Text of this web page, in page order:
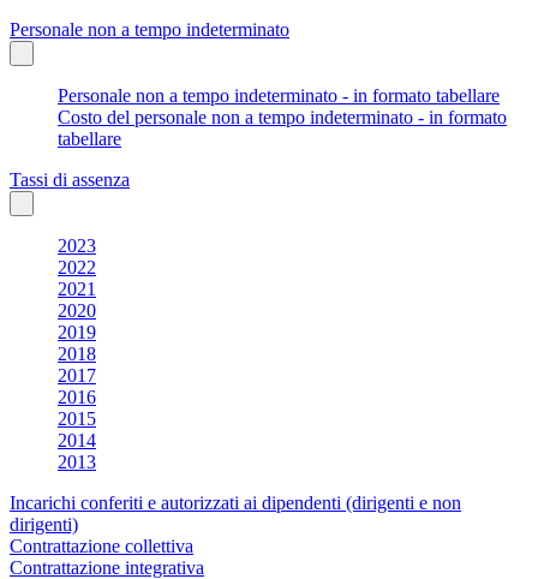
Personale non a tempo indeterminato
Personale non a tempo indeterminato - in formato tabellare
Costo del personale non a tempo indeterminato - in formato
tabellare
Tassi di assenza
2023
2022
2021
2020
2019
2018
2017
2016
2015
2014
2013
Incarichi conferiti e autorizzati ai dipendenti (dirigenti e non
dirigenti)
Contrattazione collettiva
Contrattazione integrativa